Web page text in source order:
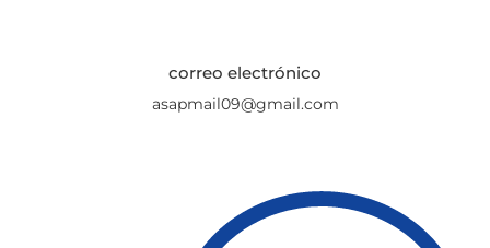
correo electrónico
asapmail09@gmail.com